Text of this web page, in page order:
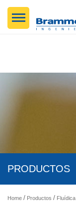
PRODUCTOS
Home Productos Fluídica